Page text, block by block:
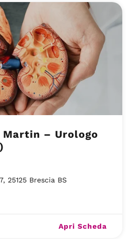
Martin – Urologo
25125 Brescia BS
Apri Scheda